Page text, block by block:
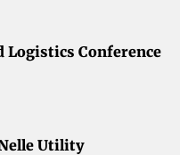
Conference
Utility